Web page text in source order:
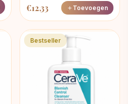
€12,33 Toevoegen
Bestseller